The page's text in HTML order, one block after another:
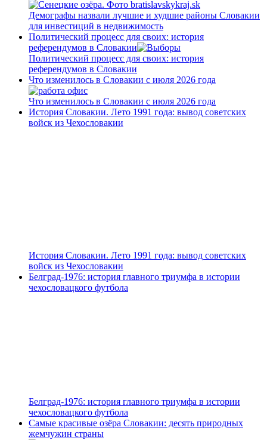
Демографы назвали лучшие и худшие районы Словакии
для инвестиций в недвижимость
Политический процесс для своих: история
референдумов в Словакии
Политический процесс для своих: история
референдумов в Словакии
Что изменилось в Словакии с июля 2026 года
Что изменилось в Словакии с июля 2026 года
История Словакии. Лето 1991 года: вывод советских
войск из Чехословакии
История Словакии. Лето 1991 года: вывод советских
войск из Чехословакии
Белград-1976: история главного триумфа в истории
чехословацкого футбола
Белград-1976: история главного триумфа в истории
чехословацкого футбола
Самые красивые озёра Словакии: десять природных
жемчужин страны